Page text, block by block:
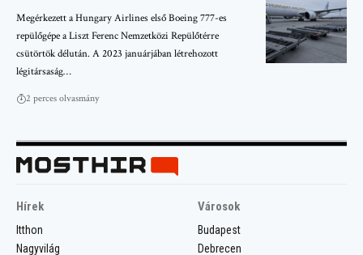
Megérkezett a Hungary Airlines első Boeing 777-es
repülőgépe a Liszt Ferenc Nemzetközi Repülőtérre
csütörtök délután. A 2023 januárjában létrehozott
légitársaság…
2 perces olvasmány
Hírek
Itthon
Nagyvilág
Városok
Budapest
Debrecen